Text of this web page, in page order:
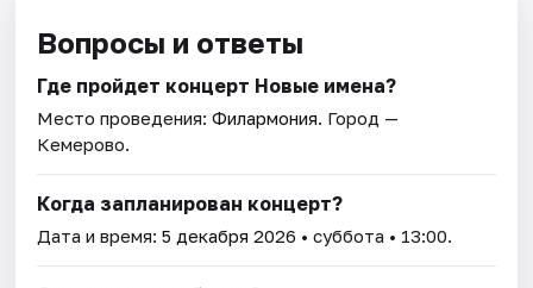
Вопросы и ответы
Где пройдет концерт Новые имена?
Место проведения:Филармония. Город —
Кемерово.
Когда запланирован концерт?
Дата и время:5 декабря 2026 • суббота • 13:00.